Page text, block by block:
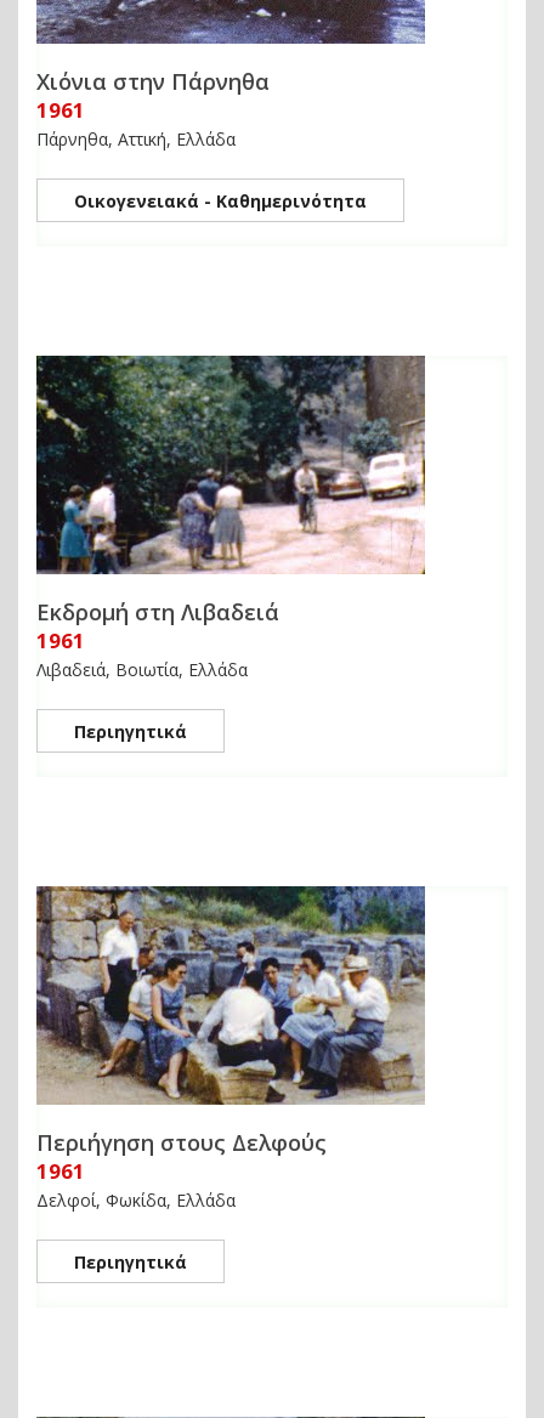
Χιόνια στην Πάρνηθα
1961
Πάρνηθα, Αττική, Ελλάδα
Οικογενειακά - Καθημερινότητα
Εκδρομή στη Λιβαδειά
1961
Λιβαδειά, Βοιωτία, Ελλάδα
Περιηγητικά
Περιήγηση στους Δελφούς
1961
Δελφοί, Φωκίδα, Ελλάδα
Περιηγητικά